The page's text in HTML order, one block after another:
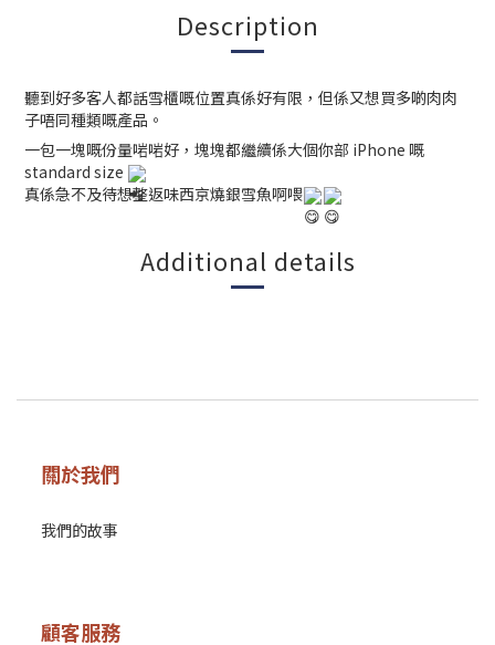
Description
聽到好多客人都話雪櫃嘅位置真係好有限，但係又想買多啲肉肉
子唔同種類嘅產品。
一包一塊嘅份量啱啱好，塊塊都繼續係大個你部 iPhone 嘅
standard size
真係急不及待想整返味西京燒銀雪魚啊喂
Additional details
關於我們
我們的故事
顧客服務